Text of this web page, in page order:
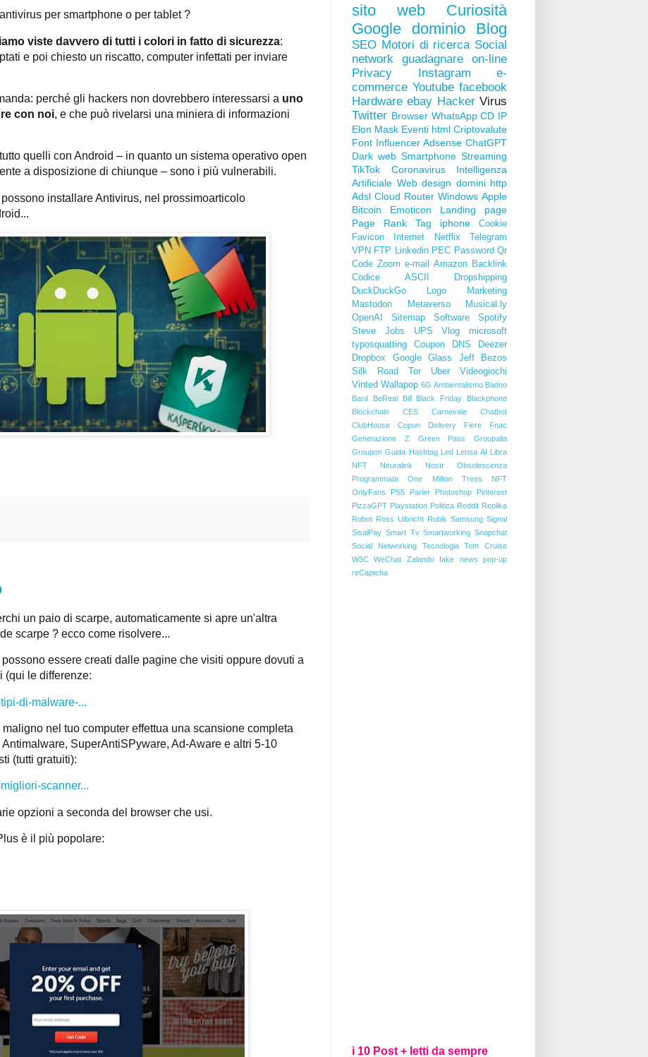
per smartphone o per tablet ?
viste davvero di tutti i colori in fatto di sicurezza:
e poi chiesto un riscatto, computer infettati per inviare
perché gli hackers non dovrebbero interessarsi a uno
con noi, e che può rivelarsi una miniera di informazioni
quelli con Android – in quanto un sistema operativo open
a disposizione di chiunque – sono i più vulnerabili.
installare Antivirus, nel prossimoarticolo
un paio di scarpe, automaticamente si apre un'altra
scarpe ? ecco come risolvere...
possono essere creati dalle pagine che visiti oppure dovuti a
(qui le differenze:
di-malware-...
nel tuo computer effettua una scansione completa
SuperAntiSPyware, Ad-Aware e altri 5-10
(tutti gratuiti):
scanner...
opzioni a seconda del browser che usi.
è il più popolare:
sito web
Curiosità
Google
dominio Blog
SEO Motori di ricerca Social
network
guadagnare on-line
Privacy
Instagram
e-
commerce Youtube facebook
Hardware ebay Hacker Virus
Twitter Browser WhatsApp CD IP
Elon Mask Eventi html Criptovalute
Font Influencer Adsense ChatGPT
Dark web Smartphone Streaming
TikTok
Coronavirus
Intelligenza
Artificiale Web design domini http
Adsl Cloud Router Windows Apple
Bitcoin
Emoticon
Landing page
Page Rank
Tag iphone
Cookie
Favicon
Internet Netflix
Telegram
VPN FTP Linkedin PEC Password Qr
Code Zoom e-mail Amazon Backlink
Codice ASCII
Dropshipping
DuckDuckGo
Logo
Marketing
Mastodon
Metaverso
Musical.ly
OpenAI
Sitemap Software
Spotify
Steve Jobs
UPS Vlog
microsoft
typosquatting
Coupon DNS
Deezer
Dropbox
Google Glass
Jeff Bezos
Silk Road
Tor Uber
Videogiochi
Vinted Wallapop 6G Ambientalismo Badoo
Bard
BeReal Bill Black Friday
Blackphone
Blockchain
CES Carnevale
Chatbot
ClubHouse
Copun Delivery Fiere
Fnac
Generazione Z
Green Pass
Groupalia
Groupon Guida Hashtag Led Lensa AI Libra
NFT
Neuralink Nostr
Obsolescenza
Programmata
One Million Trees NFT
OnlyFans
PS5 Parler Photoshop
Pinterest
PizzaGPT Playstation Politica Reddit Replika
Robot Ross Ulbricht Rubik Samsung Signal
SisalPay Smart Tv Smartworking Snapchat
Social Networking
Tecnologia
Tom Cruise
W3C
WeChat Zalando fake news
pop-up
reCaptcha
i 10 Post + letti da sempre